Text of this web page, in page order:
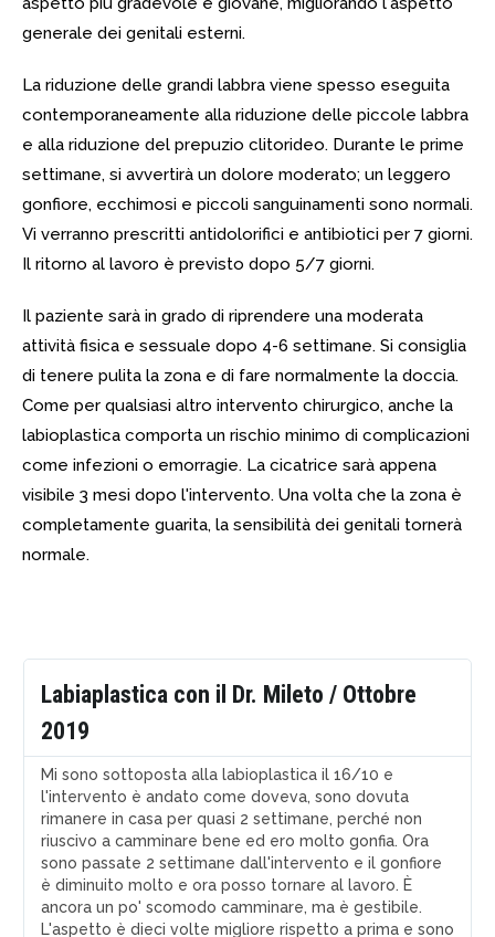
generale dei genitali esterni.
La riduzione delle grandi labbra viene spesso eseguita
contemporaneamente alla riduzione delle piccole labbra
e alla riduzione del prepuzio clitorideo. Durante le prime
settimane, si avvertirà un dolore moderato; un leggero
gonfiore, ecchimosi e piccoli sanguinamenti sono normali.
Vi verranno prescritti antidolorifici e antibiotici per 7 giorni.
Il ritorno al lavoro è previsto dopo 5/7 giorni.
Il paziente sarà in grado di riprendere una moderata
attività fisica e sessuale dopo 4-6 settimane. Si consiglia
di tenere pulita la zona e di fare normalmente la doccia.
Come per qualsiasi altro intervento chirurgico, anche la
labioplastica comporta un rischio minimo di complicazioni
come infezioni o emorragie. La cicatrice sarà appena
visibile 3 mesi dopo l'intervento. Una volta che la zona è
completamente guarita, la sensibilità dei genitali tornerà
normale.
Labiaplastica con il Dr. Mileto / Ottobre
2019
Mi sono sottoposta alla labioplastica il 16/10 e
l'intervento è andato come doveva, sono dovuta
rimanere in casa per quasi 2 settimane, perché non
riuscivo a camminare bene ed ero molto gonfia. Ora
sono passate 2 settimane dall'intervento e il gonfiore
è diminuito molto e ora posso tornare al lavoro. È
ancora un po' scomodo camminare, ma è gestibile.
L'aspetto è dieci volte migliore rispetto a prima e sono